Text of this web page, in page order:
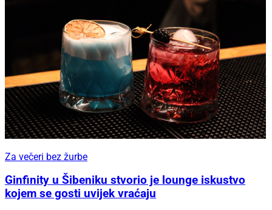
Za večeri bez žurbe
Ginfinity u Šibeniku stvorio je lounge iskustvo
kojem se gosti uvijek vraćaju